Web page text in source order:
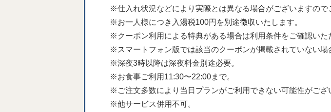
※仕入れ状況などにより実際とは異なる場合がございますので
※お一人様につき入湯税100円を別途徴収いたします。
※クーポン利用による特典がある場合は利用条件をご確認い
※スマートフォン版では該当のクーポンが掲載されていない場
※深夜3時以降は深夜料金別途必要。
※お食事ご利用11:30〜22:00まで。
※ご注文多数により当日プランがご利用できない可能性がござ
※他サービス併用不可。